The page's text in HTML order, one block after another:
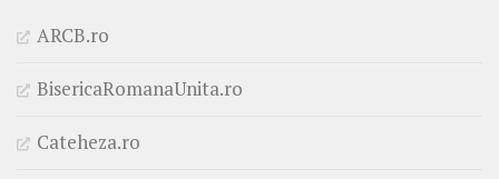
ARCB.ro
BisericaRomanaUnita.ro
Cateheza.ro